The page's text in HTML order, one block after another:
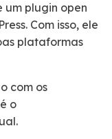
um plugin open
Com isso, ele
plataformas
com os
o